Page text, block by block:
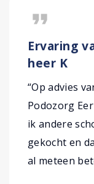
format_quote
Ervaring
heer K
“Op advies
Podozorg
ik andere
gekocht en
al meteen